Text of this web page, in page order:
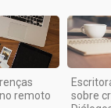
remoto
sobre